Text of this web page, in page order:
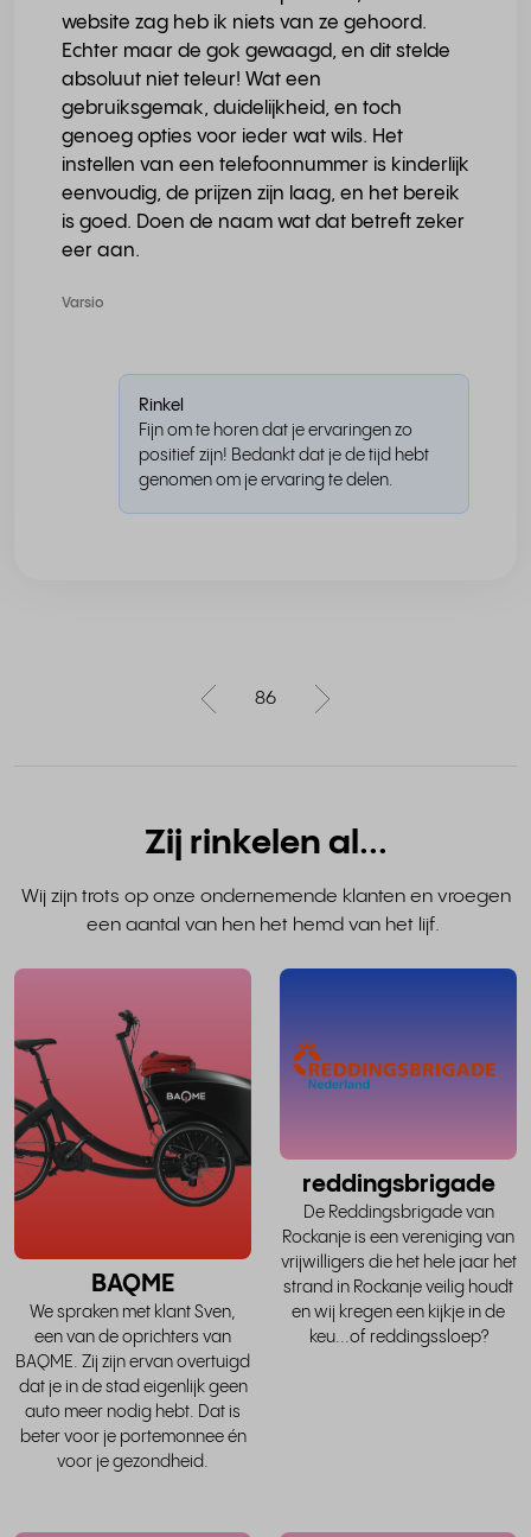
website zag heb ik niets van ze gehoord.
Echter maar de gok gewaagd, en dit stelde
absoluut niet teleur! Wat een
gebruiksgemak, duidelijkheid, en toch
genoeg opties voor ieder wat wils. Het
instellen van een telefoonnummer is kinderlijk
eenvoudig, de prijzen zijn laag, en het bereik
is goed. Doen de naam wat dat betreft zeker
eer aan.
Varsio
Rinkel
Fijn om te horen dat je ervaringen zo
positief zijn! Bedankt dat je de tijd hebt
genomen om je ervaring te delen.
86
Zij rinkelen al...
Wij zijn trots op onze ondernemende klanten en vroegen
een aantal van hen het hemd van het lijf.
lees
hele
verhaal
BAQME
We spraken met klant Sven,
een van de oprichters van
BAQME. Zij zijn ervan overtuigd
dat je in de stad eigenlijk geen
auto meer nodig hebt. Dat is
beter voor je portemonnee én
voor je gezondheid.
reddingsbrigade
De Reddingsbrigade van
Rockanje is een vereniging van
vrijwilligers die het hele jaar het
strand in Rockanje veilig houdt
en wij kregen een kijkje in de
keu...of reddingssloep?